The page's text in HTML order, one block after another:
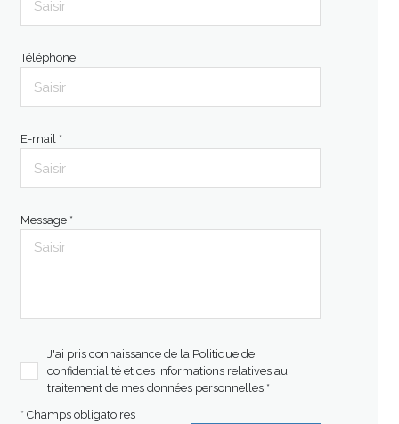
Téléphone
E-mail *
Message *
J'ai pris connaissance de la Politique de
confidentialité et des informations relatives au
traitement de mes données personnelles *
* Champs obligatoires